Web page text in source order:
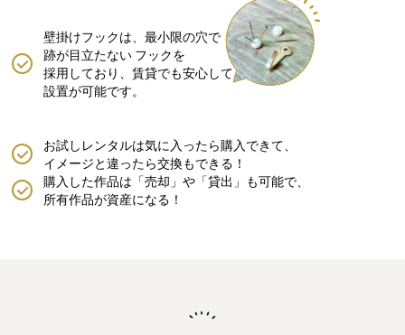
壁掛けフックは、最小限の穴で
跡が目立たない フックを
採用しており、賃貸でも安心して
設置が可能です。
購入した作品は「売却」や「貸出」も可能で、
所有作品が資産になる！
お試しレンタルは気に入ったら購入できて、
イメージと違ったら交換もできる！